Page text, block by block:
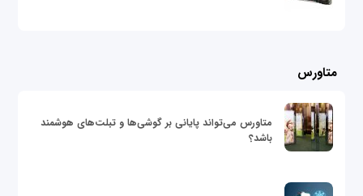
متاورس
متاورس می‌تواند پایانی بر گوشی‌ها و تبلت‌های هوشمند
باشد؟